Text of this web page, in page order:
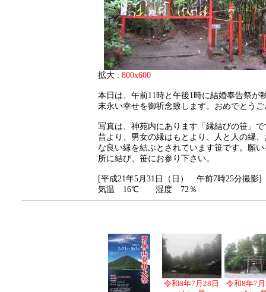
拡大 : 800x600
本日は、午前11時と午後1時に結婚奉告祭が
末永い幸せを御祈念致します。おめでとう
写真は、神苑内にあります「縁結びの笹」で
昔より、男女の縁はもとより、人と人の縁
な良い縁を結ぶとされています笹です。願
所に結び、笹にお参り下さい。
[平成21年5月31日（日） 午前7時25分撮影]
気温 16℃ 湿度 72％
令和8年7月28日
令和8年7